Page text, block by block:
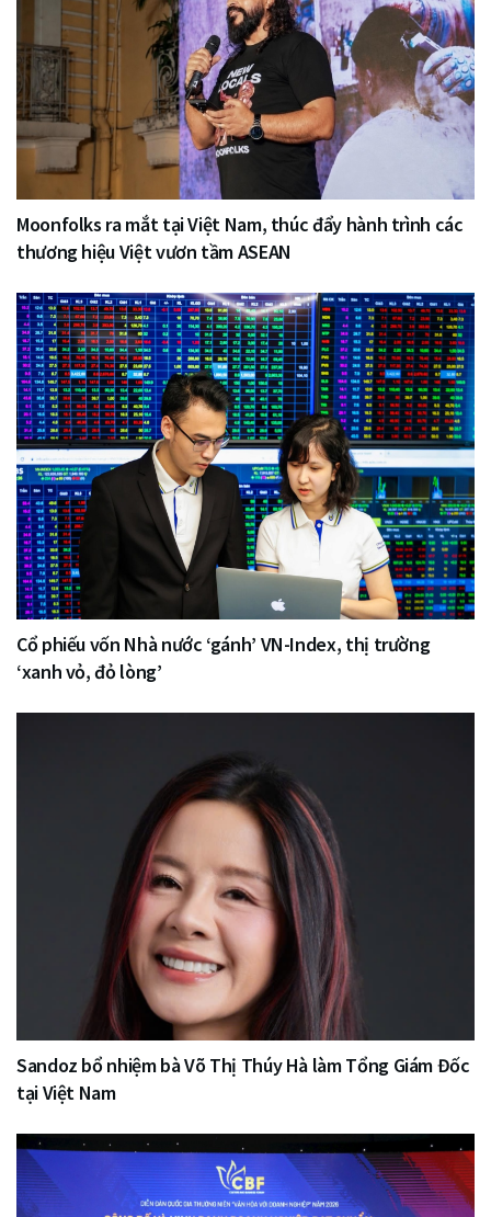
Moonfolks ra mắt tại Việt Nam, thúc đẩy hành trình các
thương hiệu Việt vươn tầm ASEAN
Cổ phiếu vốn Nhà nước ‘gánh’ VN-Index, thị trường
‘xanh vỏ, đỏ lòng’
Sandoz bổ nhiệm bà Võ Thị Thúy Hà làm Tổng Giám Đốc
tại Việt Nam